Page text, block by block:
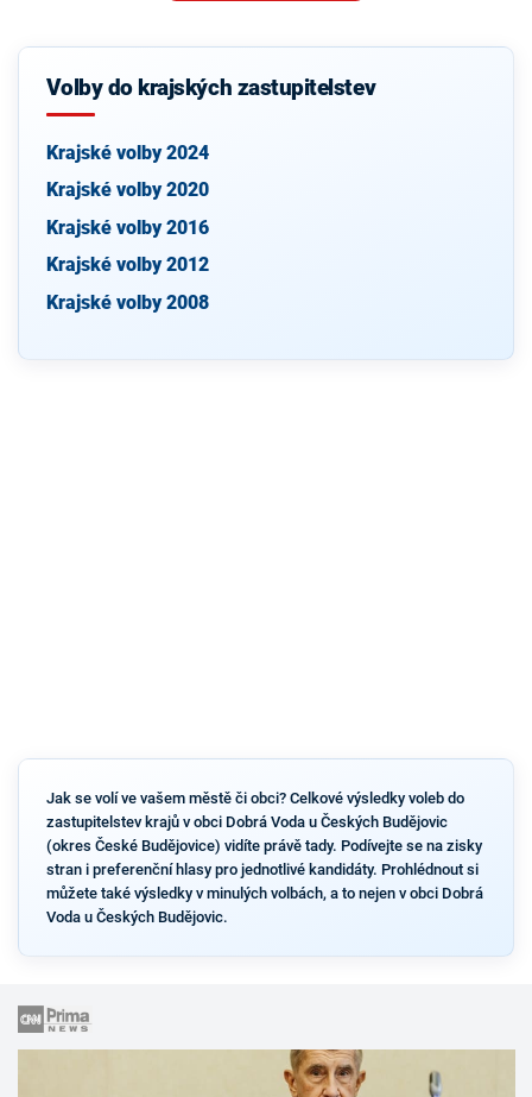
Volby do krajských zastupitelstev
Krajské volby 2024
Krajské volby 2020
Krajské volby 2016
Krajské volby 2012
Krajské volby 2008
Jak se volí ve vašem městě či obci? Celkové výsledky voleb do
zastupitelstev krajů v obci Dobrá Voda u Českých Budějovic
(okres České Budějovice) vidíte právě tady. Podívejte se na zisky
stran i preferenční hlasy pro jednotlivé kandidáty. Prohlédnout si
můžete také výsledky v minulých volbách, a to nejen v obci Dobrá
Voda u Českých Budějovic.